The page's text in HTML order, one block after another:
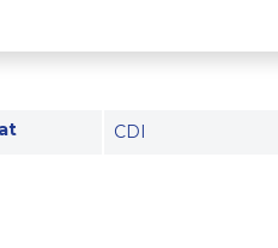
CDI